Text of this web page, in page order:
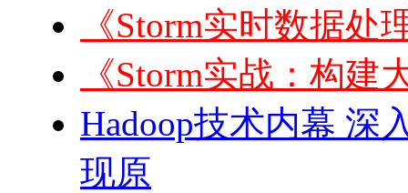
《Storm实时数据处
《Storm实战：构
Hadoop技术内幕 深
现原